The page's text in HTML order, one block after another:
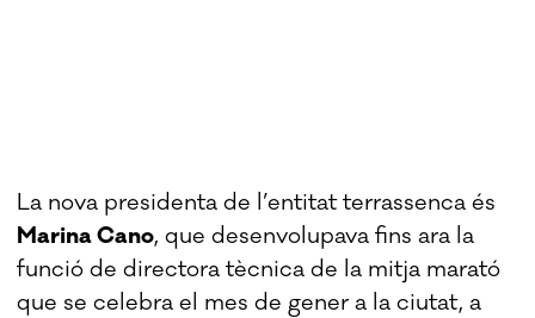
La nova presidenta de l’entitat terrassenca és
Marina Cano, que desenvolupava fins ara la
funció de directora tècnica de la mitja marató
que se celebra el mes de gener a la ciutat, a